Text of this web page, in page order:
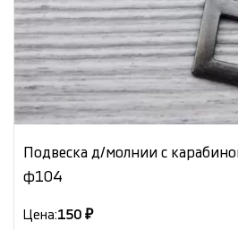
Подвеска д/молнии с
ф104
Цена:150 ₽